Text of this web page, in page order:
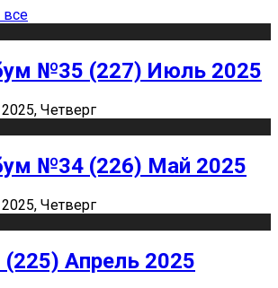
все
№35 (227) Июль 2025
Четверг
№34 (226) Май 2025
Четверг
Апрель 2025